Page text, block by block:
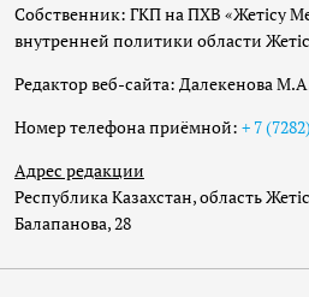
Собственник: ГКП на ПХВ «Жетісу
внутренней политики области
Редактор веб-сайта: Далекенова
Номер телефона приёмной: + 7
Адрес редакции
Республика Казахстан, область
Балапанова, 28